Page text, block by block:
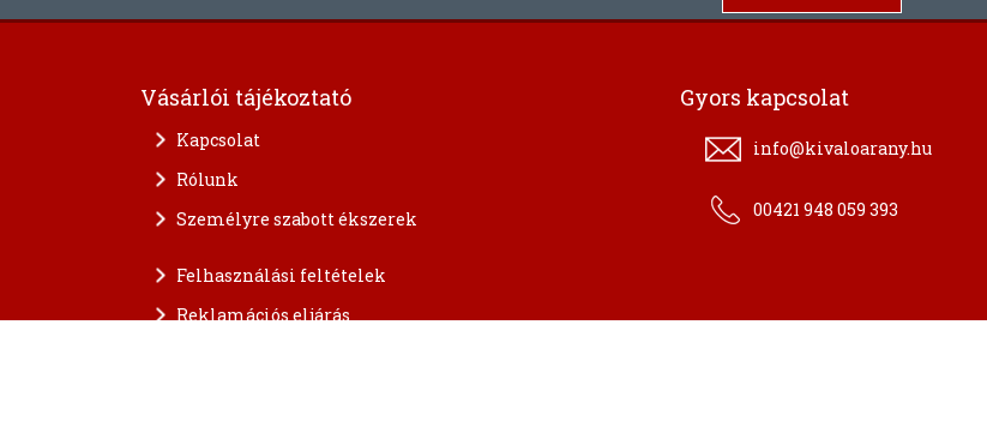
Vásárlói tájékoztató
Kapcsolat
Rólunk
Személyre szabott ékszerek
Felhasználási feltételek
Reklamációs eljárás
Gyors kapcsolat
info@kivaloarany.hu
00421 948 059 393